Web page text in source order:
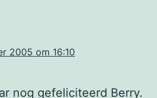
2005 om 16:10
nog gefeliciteerd Berry.